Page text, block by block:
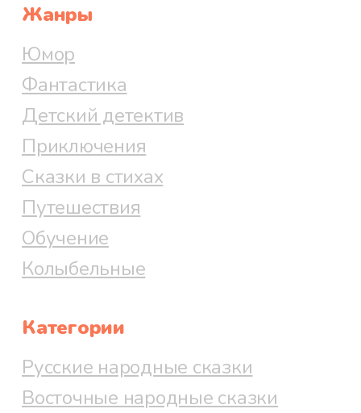
Горе, горе тому, кто туда пойдёт!
Страшно Машеньке к Бабе-Яге
идти, да жалко ей свою иголочку.
Вот выбрала она в небе тёмную
тучку,
Повела её тучка
По крапиве да по колючкам
До самого старого колодца,
До зелёного мутного болотца,
Жанры
Юмор
Фантастика
Детский детектив
Приключения
Сказки в стихах
Путешествия
Обучение
Колыбельные
Категории
Русские народные сказки
Восточные народные сказки